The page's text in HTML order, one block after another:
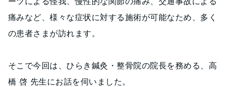
痛みなど、様々な症状に対する施術が可能なため、多く
の患者さまが訪れます。
そこで今回は、ひらき鍼灸・整骨院の院長を務める、高
橋 啓 先生にお話を伺いました。